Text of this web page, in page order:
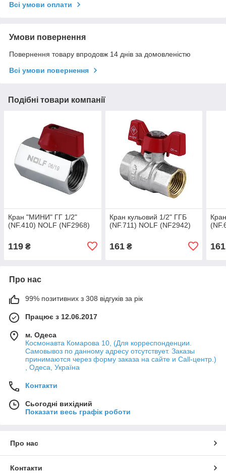
Всі умови оплати
Умови повернення
Повернення товару впродовж 14 днів за домовленістю
Всі умови повернення
Подібні товари компанії
Кран "МИНИ" ГГ 1/2"
(NF.410) NOLF (NF2968)
119 ₴
Кран кульовий 1/2" ГГБ
(NF.711) NOLF (NF2942)
161₴ 161
Про нас
99% позитивних з 308 відгуків за рік
Працює з 12.06.2017
м. Одеса
Космонавта Комарова 10, (Для корреспонденции.
Самовывоз по данному адресу отсутствует. Заказы
принимаются через форму заказа на сайте и Call-центр.)
, Одеса, Україна
Контакти
Сьогодні вихідний
Показати весь графік роботи
Про нас
Контакти